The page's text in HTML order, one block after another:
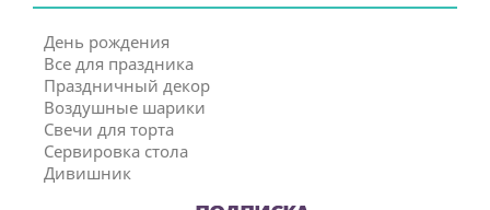
День рождения
Все для праздника
Праздничный декор
Воздушные шарики
Свечи для торта
Сервировка стола
Дивишник